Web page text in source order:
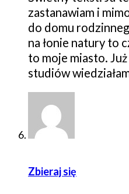
zastanawiam i
do domu
na łonie natury to
to moje miasto.
studiów
Zbieraj się